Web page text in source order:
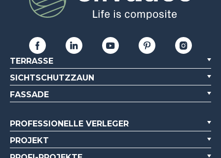
TERRASSE
SICHTSCHUTZZAUN
FASSADE
PROFESSIONELLE VERLEGER
PROJEKT